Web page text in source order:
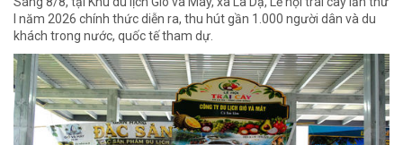
I năm 2026 chính thức diễn ra, thu hút gần 1.000 người dân và du
khách trong nước, quốc tế tham dự.